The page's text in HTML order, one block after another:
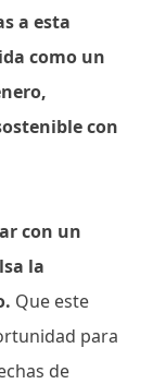
a esta
como un
con
con un
la
Que este
para
de